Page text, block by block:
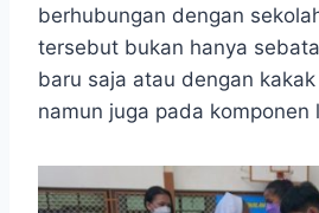
berhubungan dengan
tersebut bukan hanya
baru saja atau dengan
namun juga pada komponen